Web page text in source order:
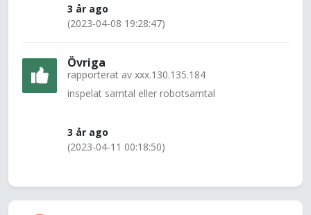
3 år ago
(2023-04-08 19:28:47)
Övriga
rapporterat av xxx.130.135.184
inspelat samtal eller robotsamtal
3 år ago
(2023-04-11 00:18:50)